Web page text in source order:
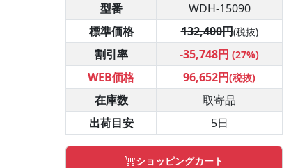
型番
WDH-15090
標準価格
132,400円(税抜)
割引率 -35,748円 (27%)
WEB価格 96,652円(税抜)
在庫数
取寄品
出荷目安
5日
ショッピングカート